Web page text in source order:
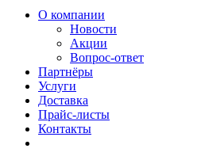
О компании
Новости
Акции
Вопрос-ответ
Партнёры
Услуги
Доставка
Прайс-листы
Контакты